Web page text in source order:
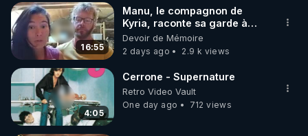
16:55
Manu, le compagnon de
Kyria, raconte sa garde à
vue musclée. PARTAGEZ!
Devoir de Mémoire
2 days ago
2.9 k views
4:05
Cerrone - Supernature
Retro Video Vault
One day ago
712 views